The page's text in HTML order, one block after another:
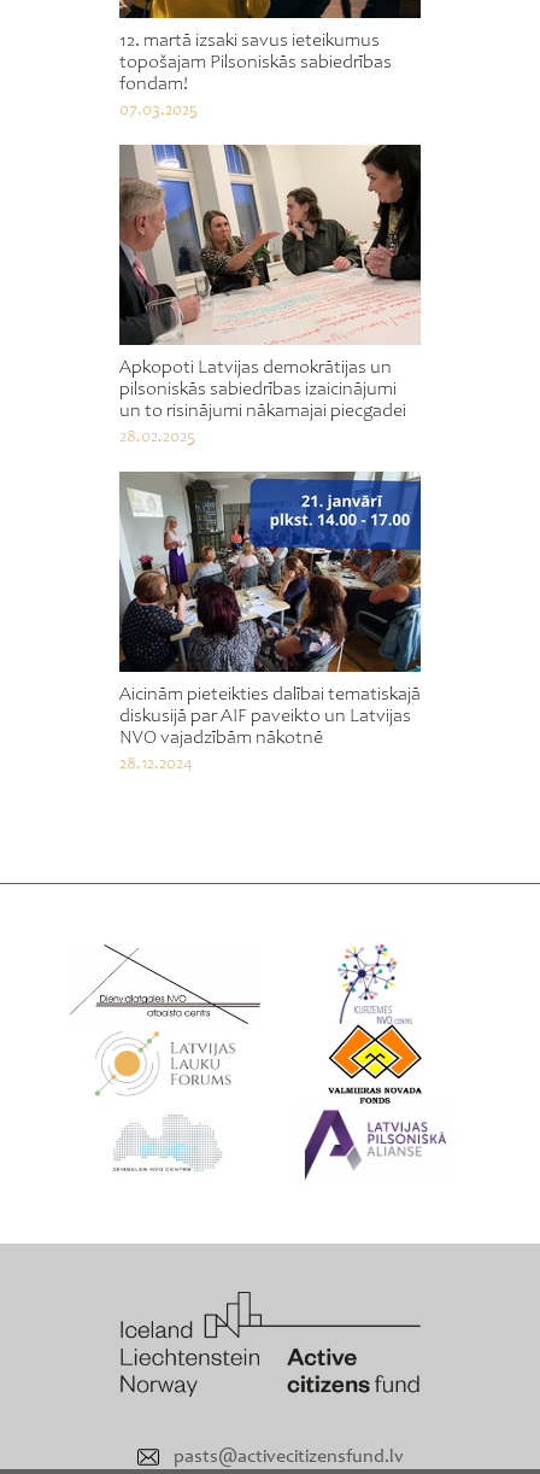
12. martā izsaki savus ieteikumus
topošajam Pilsoniskās sabiedrības
fondam!
07.03.2025
Apkopoti Latvijas demokrātijas un
pilsoniskās sabiedrības izaicinājumi
un to risinājumi nākamajai piecgadei
28.02.2025
Aicinām pieteikties dalībai tematiskajā
diskusijā par AIF paveikto un Latvijas
NVO vajadzībām nākotnē
28.12.2024
pasts@activecitizensfund.lv